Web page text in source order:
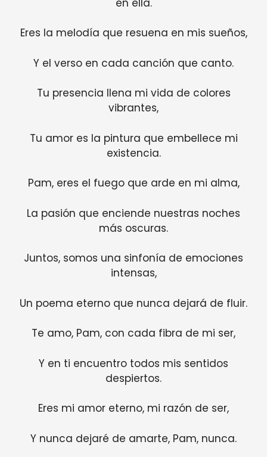
Eres la melodía que resuena en mis sueños,
Y el verso en cada canción que canto.
Tu presencia llena mi vida de colores
vibrantes,
Tu amor es la pintura que embellece mi
existencia.
Pam, eres el fuego que arde en mi alma,
La pasión que enciende nuestras noches
más oscuras.
Juntos, somos una sinfonía de emociones
intensas,
Un poema eterno que nunca dejará de fluir.
Te amo, Pam, con cada fibra de mi ser,
Y en ti encuentro todos mis sentidos
despiertos.
Eres mi amor eterno, mi razón de ser,
Y nunca dejaré de amarte, Pam, nunca.